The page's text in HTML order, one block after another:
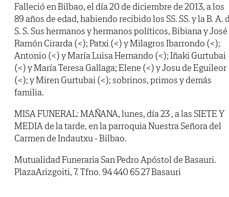
Falleció en Bilbao, el día 20 de diciembre de 2013, a los
89 años de edad, habiendo recibido los SS. SS. y la B. A.
S. S. Sus hermanos y hermanos políticos, Bibiana y José
Ramón Cirarda (<); Patxi (<) y Milagros Ibarrondo (<);
Antonio (<) y María Luisa Hernando (<); Iñaki Gurtubai
(<) y María Teresa Gallaga; Elene (<) y Josu de Eguileor
(<); y Miren Gurtubai (<); sobrinos, primos y demás
familia.
MISA FUNERAL: MAÑANA, lunes, día 23 , a las SIETE Y
MEDIA de la tarde, en la parroquia Nuestra Señora del
Carmen de Indautxu - Bilbao.
Mutualidad Funeraria San Pedro Apóstol de Basauri.
PlazaArizgoiti, 7. Tfno. 94 440 65 27 Basauri